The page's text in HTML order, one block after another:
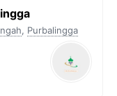
, Purbalingga